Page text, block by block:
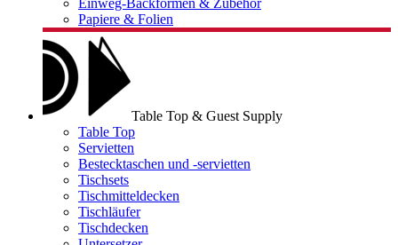
Einweg-Backformen & Zubehör
Papiere & Folien
Table Top & Guest Supply
Table Top
Servietten
Bestecktaschen und -servietten
Tischsets
Tischmitteldecken
Tischläufer
Tischdecken